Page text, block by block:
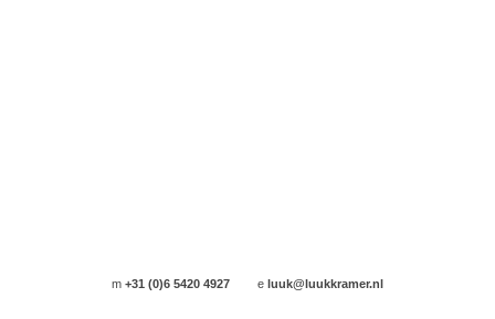
m+31 (0)6 5420 4927 e luuk@luukkramer.nl